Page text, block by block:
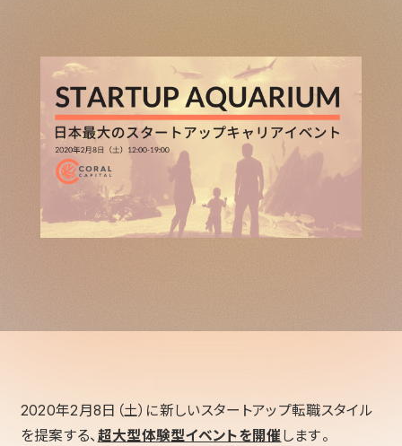
2020年2月8日（土）に新しいスタートアップ転職スタイル
を提案する、 超大型体験型イベントを開催します。